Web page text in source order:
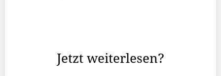
Jetzt weiterlesen?